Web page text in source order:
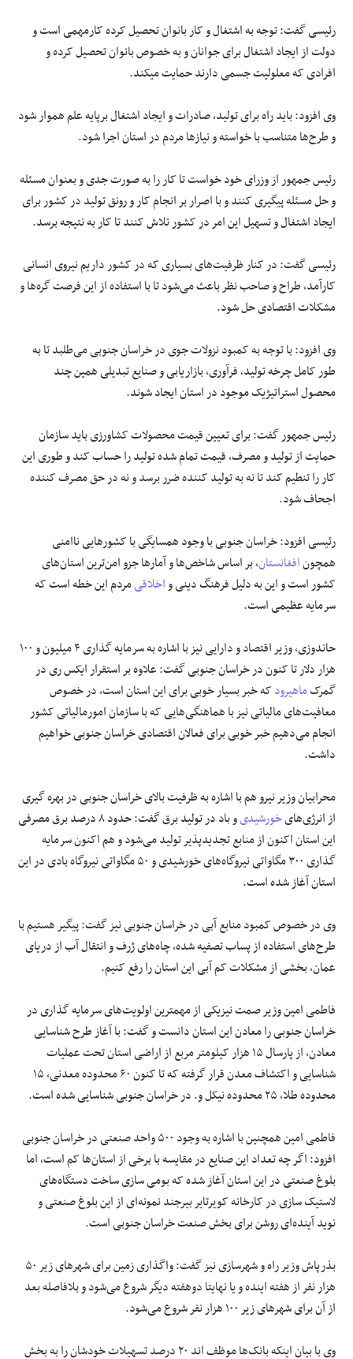
رئیسی گفت: توجه به اشتغال و کار بانوان تحصیل کرده کارمهمی است و
دولت از ایجاد اشتغال برای جوانان و به خصوص بانوان تحصیل کرده و
افرادی که معلولیت جسمی دارند حمایت میکند.
وی افزود: باید راه برای تولید، صادرات و ایجاد اشتغال برپایه علم هموار شود
و طرح‌ها متناسب با خواسته و نیاز‌ها مردم در استان اجرا شود.
رئیس جمهور از وزرای خود خواست تا کار را به صورت جدی و بعنوان مسئله
و حل مسئله پیگیری کنند و با اصرار بر انجام کار و رونق تولید در کشور برای
ایجاد اشتغال و تسهیل این امر در کشور تلاش کنند تا کار به نتیجه برسد.
رئیسی گفت: در کنار ظرفیت‌های بسیاری که در کشور داریم نیروی انسانی
کارآمد، طراح و صاحب نظر باعث می‌شود تا با استفاده از این فرصت گره‌ها و
مشکلات اقتصادی حل شود.
وی افزود: با توجه به کمبود نزولات جوی در خراسان جنوبی می‌طلبد تا به
طور کامل چرخه تولید، فرآوری، بازاریابی و صنایع تبدیلی همین چند
محصول استراتیژیک موجود در استان ایجاد شوند.
رئیس جمهور گفت: برای تعیین قیمت محصولات کشاورزی باید سازمان
حمایت از تولید و مصرف، قیمت تمام شده تولید را حساب کند و طوری این
کار را تنطیم کند تا نه به تولید کننده ضرر برسد و نه در حق مصرف کننده
اجحاف شود.
رئیسی افزود: خراسان جنوبی با وجود همسایگی با کشور‌هایی ناامنی
همچونافغانستان، بر اساس شاخص‌ها و آمار‌ها جزو امن‌ترین استان‌های
کشور است و این به دلیل فرهنگ دینی واخلاقیمردم این خطه است که
سرمایه عظیمی است.
حاندوزی، وزیر اقتصاد و دارایی نیز با اشاره به سرمایه گذاری ۴ میلیون و ۱۰۰
هزار دلار تا کنون در خراسان جنوبی گفت: علاوه بر استقرار ایکس ری در
گمرکماهیرودکه خبر بسیار خوبی برای این استان است، در خصوص
معافیت‌های مالیاتی نیز با هماهنگی‌هایی که با سازمان امورمالیاتی کشور
انجام می‌دهیم خبر خوبی برای فعالان اقتصادی خراسان جنوبی خواهیم
داشت.
محرابیان وزیر نیرو هم با اشاره به ظرفیت بالای خراسان جنوبی در بهره گیری
از انرژی‌هایخورشیدی
و باد در تولید برق گفت: حدود ۸ درصد برق مصرفی
این استان اکنون از منابع تجدیدپذیر تولید می‌شود و هم اکنون سرمایه
گذاری ۳۰۰ مگاواتی نیروگاه‌های خورشیدی و ۵۰ مگاواتی نیروگاه بادی در این
استان آغاز شده است.
وی در خصوص کمبود منابع آبی در خراسان جنوبی نیز گفت: پیگیر هستیم با
طرح‌های استفاده از پساب تصفیه شده، چاه‌های ژرف و انتقال آب از دریای
عمان، بخشی از مشکلات کم آبی این استان را رفع کنیم.
فاطمی امین وزیر صمت نیزیکی از مهمترین اولویت‌های سرمایه گذاری در
خراسان جنوبی را معادن این استان دانست و گفت: با آغاز طرح شناسایی
معادن، از پارسال ۱۵ هزار کیلومتر مربع از اراضی استان تحت عملیات
شناسایی و اکتشاف معدن قرار گرفته که تا کنون ۶۰ محدوده معدنی، ۱۵
محدوده طلا، ۲۵ محدوده نیکل و. در خراسان جنوبی شناسایی شده است.
فاطمی امین همچنین با اشاره به وجود ۵۰۰ واحد صنعتی در خراسان جنوبی
افزود: اگر چه تعداد این صنایع در مقایسه با برخی از استان‌ها کم است، اما
بلوغ صنعتی در این استان آغاز شده که بومی سازی ساخت دستگاه‌های
لاستیک سازی در کارخانه کویرتایر بیرجند نمونه‌ای از این بلوغ صنعتی و
نوید آینده‌ای روشن برای بخش صنعت خراسان جنوبی است.
بذرپاش وزیر راه و شهرسازی نیز گفت: واگذاری زمین برای شهر‌های زیر ۵۰
هزار نفر از هفته اینده و یا نهایتا دوهفته دیگر شروع می‌شود و بلافاصله بعد
از آن برای شهر‌های زیر ۱۰۰ هزار نفر شروع می‌شود.
وی با بیان اینکه بانک‌ها موظف اند ۲۰ درصد تسهیلات خودشان را به بخش